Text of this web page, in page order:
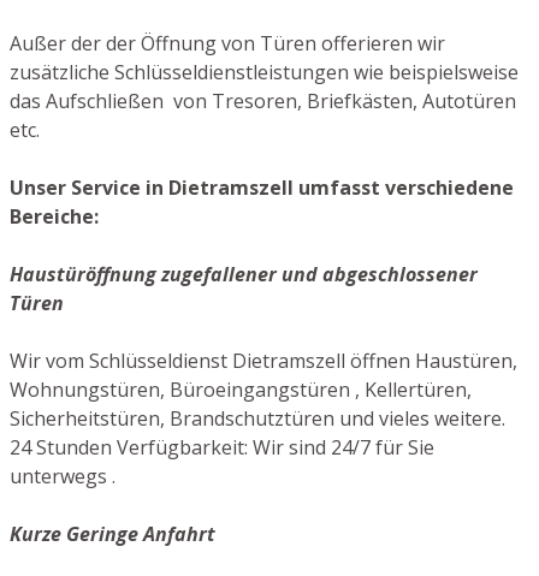
Außer der der Öffnung von Türen offerieren wir
zusätzliche Schlüsseldienstleistungen wie beispielsweise
das Aufschließen von Tresoren, Briefkästen, Autotüren
etc.
Unser Service in Dietramszell umfasst verschiedene
Bereiche:
Haustüröffnung zugefallener und abgeschlossener
Türen
Wir vom Schlüsseldienst Dietramszell öffnen Haustüren,
Wohnungstüren, Büroeingangstüren , Kellertüren,
Sicherheitstüren, Brandschutztüren und vieles weitere.
24 Stunden Verfügbarkeit: Wir sind 24/7 für Sie
unterwegs .
Kurze Geringe Anfahrt